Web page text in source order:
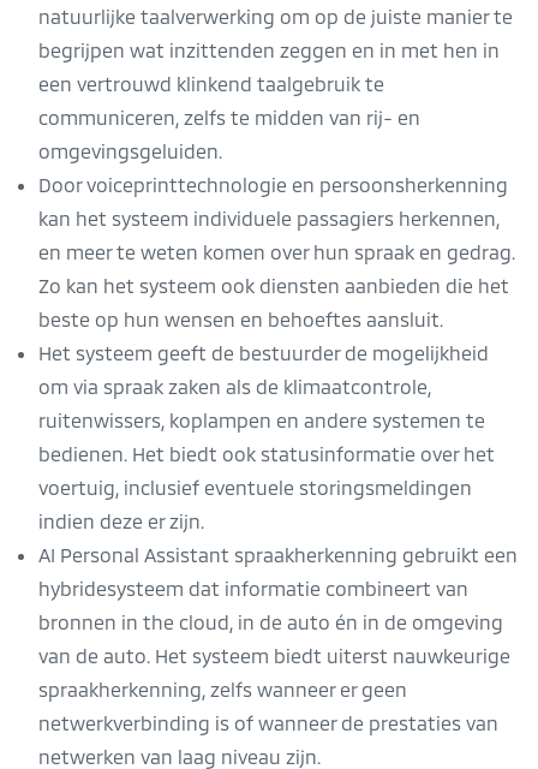
natuurlijke taalverwerking om op de juiste manier te
begrijpen wat inzittenden zeggen en in met hen in
een vertrouwd klinkend taalgebruik te
communiceren, zelfs te midden van rij- en
omgevingsgeluiden.
Door voiceprinttechnologie en persoonsherkenning
kan het systeem individuele passagiers herkennen,
en meer te weten komen over hun spraak en gedrag.
Zo kan het systeem ook diensten aanbieden die het
beste op hun wensen en behoeftes aansluit.
Het systeem geeft de bestuurder de mogelijkheid
om via spraak zaken als de klimaatcontrole,
ruitenwissers, koplampen en andere systemen te
bedienen. Het biedt ook statusinformatie over het
voertuig, inclusief eventuele storingsmeldingen
indien deze er zijn.
AI Personal Assistant spraakherkenning gebruikt een
hybridesysteem dat informatie combineert van
bronnen in the cloud, in de auto én in de omgeving
van de auto. Het systeem biedt uiterst nauwkeurige
spraakherkenning, zelfs wanneer er geen
netwerkverbinding is of wanneer de prestaties van
netwerken van laag niveau zijn.